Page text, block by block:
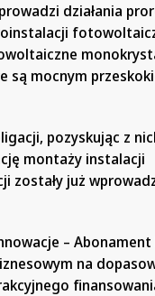
działania
są mocnym
pozyskując z
montaży instalacji
zostały już
– Abonament
na